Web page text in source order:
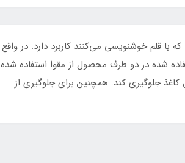
قلم خوشنویسی می‌کنند کاربرد دارد. در واقع
شده در دو طرف محصول از مقوا استفاده شده
جلوگیری ‏کند. همچنین برای جلوگیری از